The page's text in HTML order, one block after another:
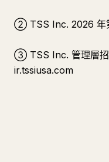
② TSS Inc. 2026 年
③ TSS Inc. 管理層招
ir.tssiusa.com